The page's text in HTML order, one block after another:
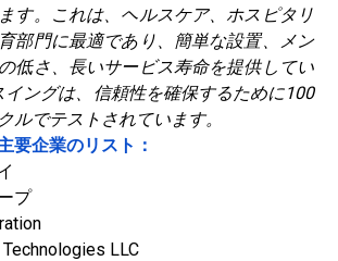
す。これは、ヘルスケア、ホスピタリ
部門に最適であり、簡単な設置、メン
低さ、長いサービス寿命を提供してい
イングは、信頼性を確保するために100
ルでテストされています。
要企業のリスト：
プ
LLC